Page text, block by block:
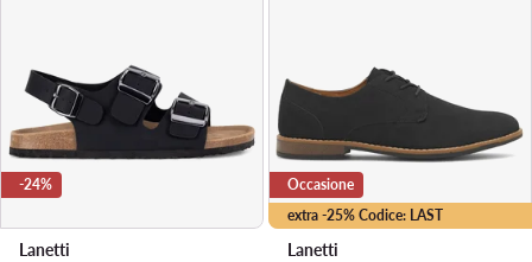
-24%
Lanetti
extra -25% Codice: LAST
Occasione
Lanetti